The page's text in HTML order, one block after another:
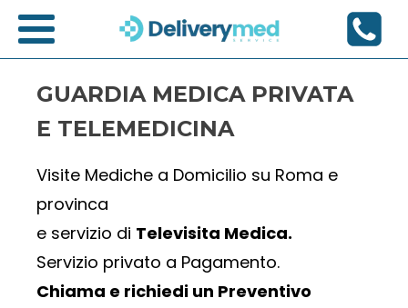
GUARDIA MEDICA PRIVATA
E TELEMEDICINA
Visite Mediche a Domicilio su Roma e
provinca
e servizio di Televisita Medica.
Servizio privato a Pagamento.
Chiama e richiedi un Preventivo